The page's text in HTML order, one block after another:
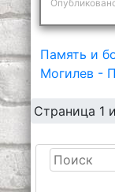
Память и
Могилев -
Страница 1